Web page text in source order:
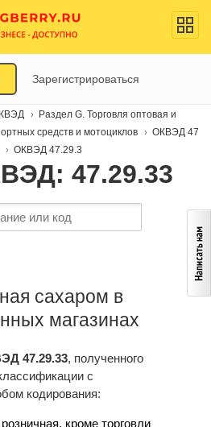
Зарегистрироваться
Раздел G. Торговля оптовая и
средств и мотоциклов
ОКВЭД 47
ОКВЭД 47.29.3
47.29.33
сахаром в
магазинах
47.29.33, полученного
с
кодирования:
кроме торговли